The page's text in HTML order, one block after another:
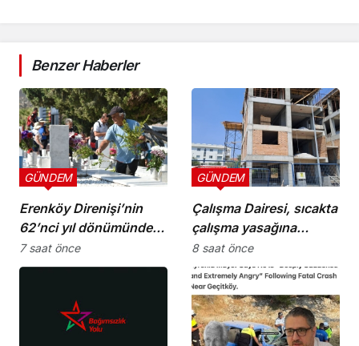
Benzer Haberler
Erenköy Direnişi’nin
62’nci yıl dönümünde
şehitler törenle anıldı
GÜNDEM
7 saat önce
Çalışma Dairesi, sıcakta
çalışma yasağına
uymayan 19 iş yerine
uyarı verdi
GÜNDEM
8 saat önce